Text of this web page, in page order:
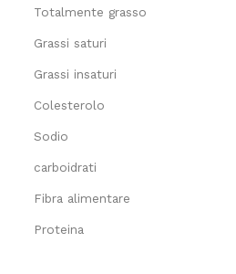
Totalmente grasso
Grassi saturi
Grassi insaturi
Colesterolo
Sodio
carboidrati
Fibra alimentare
Proteina